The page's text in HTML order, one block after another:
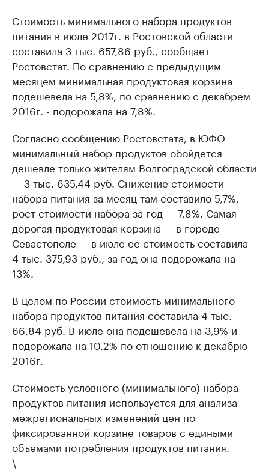
Стоимость минимального набора продуктов
питания в июле 2017г. в Ростовской области
составила 3 тыс. 657,86 руб., сообщает
Ростовстат. По сравнению с предыдущим
месяцем минимальная продуктовая корзина
подешевела на 5,8%, по сравнению с декабрем
2016г. - подорожала на 7,8%.
Согласно сообщению Ростовстата, в ЮФО
минимальный набор продуктов обойдется
дешевле только жителям Волгоградской области
— 3 тыс. 635,44 руб. Снижение стоимости
набора питания за месяц там составило 5,7%,
рост стоимости набора за год — 7,8%. Самая
дорогая продуктовая корзина — в городе
Севастополе — в июле ее стоимость составила
4 тыс. 375,93 руб., за год она подорожала на
13%.
В целом по России стоимость минимального
набора продуктов питания составила 4 тыс.
66,84 руб. В июле она подешевела на 3,9% и
подорожала на 10,2% по отношению к декабрю
2016г.
Стоимость условного (минимального) набора
продуктов питания используется для анализа
межрегиональных изменений цен по
фиксированной корзине товаров с едиными
объемами потребления продуктов питания.
\